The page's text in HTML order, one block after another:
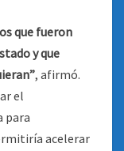
que fueron
y que
, afirmó.
el
para
acelerar